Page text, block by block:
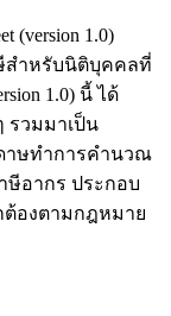
(version 1.0)
สำหรับนิติบุคคลที่
1.0) นี้ ได้
รวมมาเป็น
ดาษทำการคำนวณ
ษีอากร ประกอบ
ต้องตามกฎหมาย